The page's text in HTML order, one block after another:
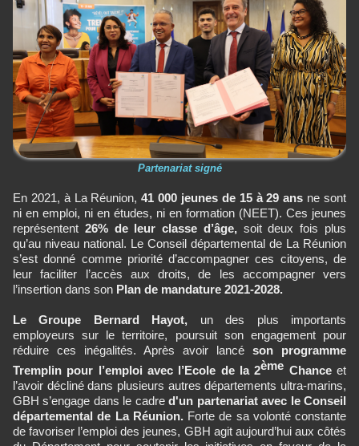
Partenariat signé
En 2021, à La Réunion,41 000 jeunes de 15 à 29 ans ne sont
ni en emploi, ni en études, ni en formation (NEET). Ces jeunes
représentent 26% de leur classe d’âge, soit deux fois plus
qu’au niveau national. Le Conseil départemental de La Réunion
s’est donné comme priorité d’accompagner ces citoyens, de
leur faciliter l’accès aux droits, de les accompagner vers
l’insertion dans son Plan de mandature 2021-2028.
Le Groupe Bernard Hayot, un des plus importants
employeurs sur le territoire, poursuit son engagement pour
réduire ces inégalités. Après avoir lancé son programme
Tremplin pour l’emploi avec l’Ecole de la 2ème Chanceet
l’avoir décliné dans plusieurs autres départements ultra-marins,
GBH s’engage dans le cadred'un partenariat avec le Conseil
départemental de La Réunion.Forte de sa volonté constante
de favoriser l’emploi des jeunes, GBH agit aujourd’hui aux côtés